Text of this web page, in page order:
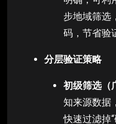
步地域筛选
码，节省验
分层验证策略
初级筛选（
知来源数据
快速过滤掉“